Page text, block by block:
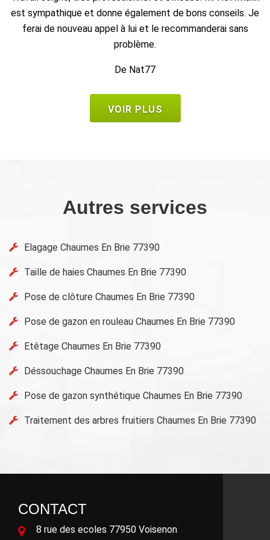
recommander
De Frank
VOIR PLUS
Autres services
Elagage Chaumes En Brie 77390
Taille de haies Chaumes En Brie 77390
Pose de clôture Chaumes En Brie 77390
Pose de gazon en rouleau Chaumes En Brie 77390
Etêtage Chaumes En Brie 77390
Déssouchage Chaumes En Brie 77390
Pose de gazon synthétique Chaumes En Brie 77390
Traitement des arbres fruitiers Chaumes En Brie 77390
CONTACT
8 rue des ecoles 77950 Voisenon